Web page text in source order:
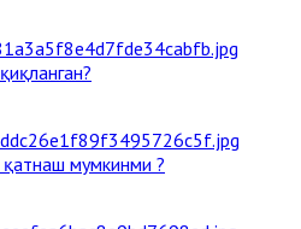
мумкинми ?